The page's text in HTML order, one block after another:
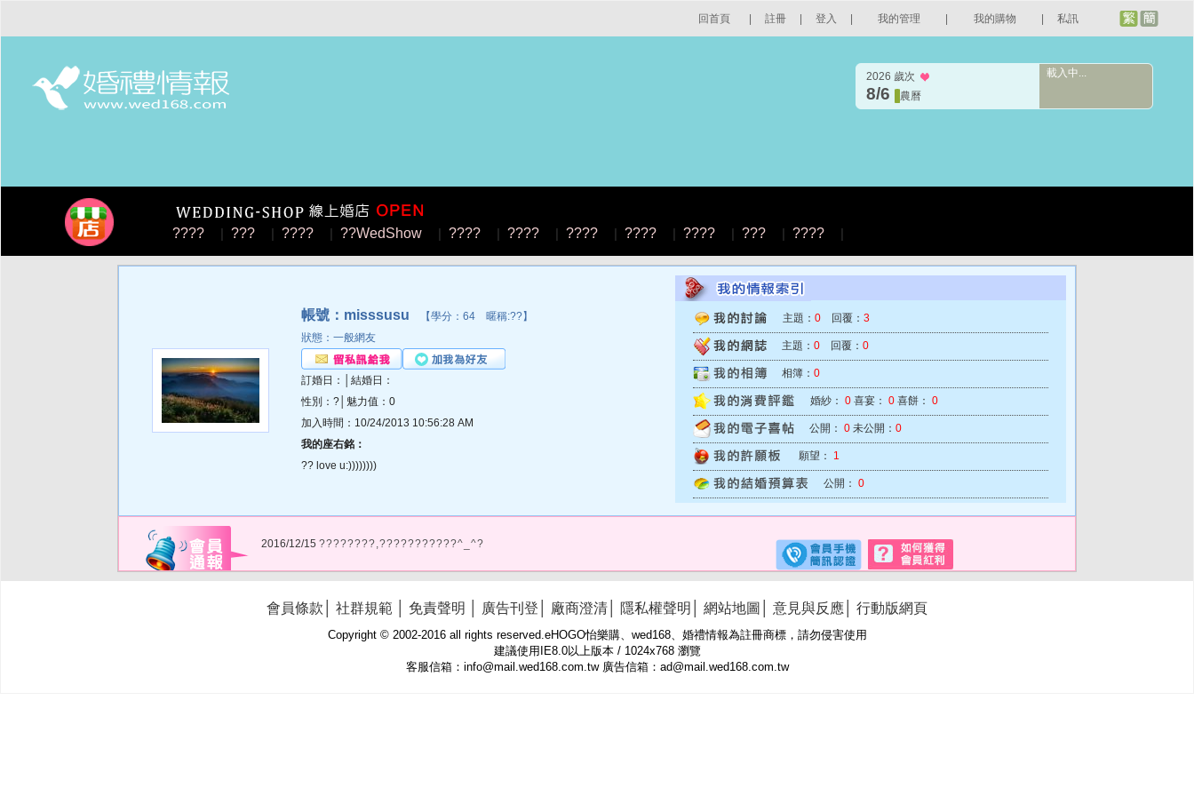
回首頁 註冊 登入 我的管理 我的購物 私訊
2026 歲次
8/6 農曆
載入中...
???? | ??? | ???? | ??WedShow | ???? | ???? | ???? | ???? | ???? | ??? | ???? |
帳號：misssusu 【學分：64 暱稱:??】
狀態：一般網友
訂婚日：│結婚日：
性別：?│魅力值：0
加入時間：10/24/2013 10:56:28 AM
我的座右銘：
?? love u:))))))))
主題： 0 回覆： 3
主題： 0 回覆： 0
相簿： 0
婚紗： 0 喜宴： 0 喜餅： 0
公開： 0 未公開： 0
願望： 1
公開： 0
2016/12/15 ????????,???????????^_^?
會員條款 社群規範 免責聲明 廣告刊登 廠商澄清 隱私權聲明 網站地圖 意見與反應 行動版網頁
Copyright © 2002-2016 all rights reserved.eHOGO怡樂購、wed168、婚禮情報為註冊商標，請勿侵害使用
建議使用IE8.0以上版本 / 1024x768 瀏覽
客服信箱：info@mail.wed168.com.tw 廣告信箱：ad@mail.wed168.com.tw